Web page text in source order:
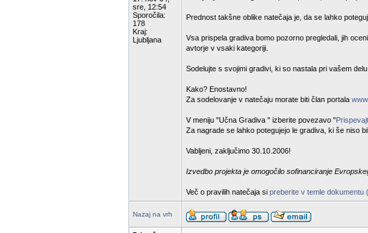
sre, 12:54
Sporočila:
178
Kraj:
Ljubljana
Prednost takšne oblike natečaja je, da se lahko
Vsa prispela gradiva bomo pozorno pregledali, jih
avtorje v vsaki kategoriji.
Sodelujte s svojimi gradivi, ki so nastala pri vašem
Kako? Enostavno!
Za sodelovanje v natečaju morate biti član portala
V meniju "Učna Gradiva " izberite povezavo "
Za nagrade se lahko potegujejo le gradiva, ki še niso
Vabljeni, zaključimo 30.10.2006!
Izvedbo projekta je omogočilo sofinanciranje
Več o pravilih natečaja si preberite v temle dokumentu
Nazaj na vrh